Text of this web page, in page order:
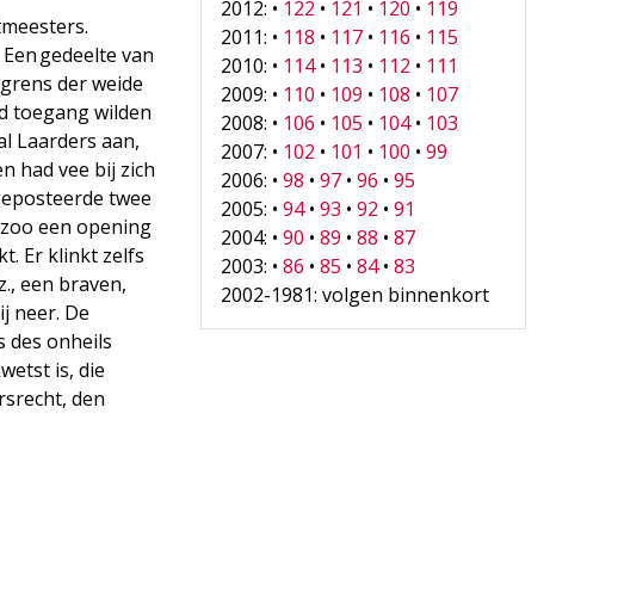
gedeelte van
der weide
toegang wilden
Laarders aan,
had vee bij zich
twee
een opening
Er klinkt zelfs
een braven,
neer. De
des onheils
is, die
den
2012: • 122 • 121 • 120 • 119
2011: • 118 • 117 • 116 • 115
2010: • 114• 113 • 112 • 111
2009: • 110 • 109 • 108 • 107
2008: • 106 • 105 • 104• 103
2007: • 102 • 101 • 100 •99
2006: •98 •97 •96 •95
2005: •94•93 •92 •91
2004: •90 •89 •88 •87
2003: •86 •85 •84•83
2002-1981: volgen binnenkort